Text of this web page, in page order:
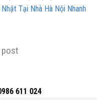
Tại Nhà Hà Nội Nhanh
post
611 024